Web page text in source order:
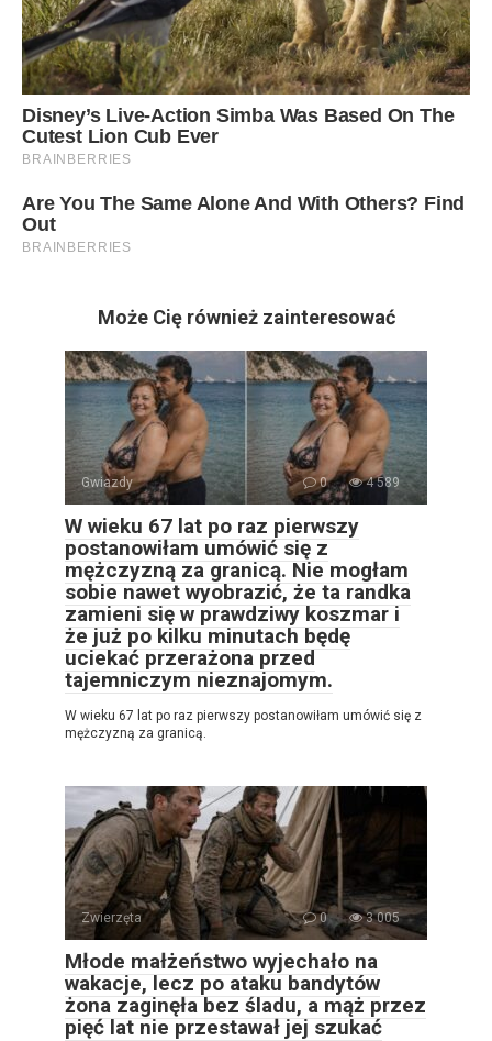
Może Cię również zainteresować
Gwiazdy 0 4 589
W wieku 67 lat po raz pierwszy
postanowiłam umówić się z
mężczyzną za granicą. Nie mogłam
sobie nawet wyobrazić, że ta randka
zamieni się w prawdziwy koszmar i
że już po kilku minutach będę
uciekać przerażona przed
tajemniczym nieznajomym.
W wieku 67 lat po raz pierwszy postanowiłam umówić się z
mężczyzną za granicą.
Zwierzęta 0 3 005
Młode małżeństwo wyjechało na
wakacje, lecz po ataku bandytów
żona zaginęła bez śladu, a mąż przez
pięć lat nie przestawał jej szukać